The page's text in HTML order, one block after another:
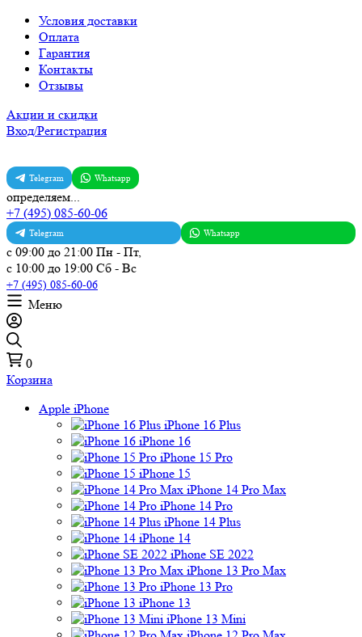
Условия доставки
Оплата
Гарантия
Контакты
Отзывы
Акции и скидки
Вход/Регистрация
Telegram Whatsapp
определяем...
+7 (495) 085-60-06
Telegram Whatsapp
с 09:00 до 21:00 Пн - Пт,
с 10:00 до 19:00 Сб - Вс
+7 (495) 085-60-06
Меню
0
Корзина
Apple iPhone
iPhone 16 Plus
iPhone 16
iPhone 15 Pro
iPhone 15
iPhone 14 Pro Max
iPhone 14 Pro
iPhone 14 Plus
iPhone 14
iPhone SE 2022
iPhone 13 Pro Max
iPhone 13 Pro
iPhone 13
iPhone 13 Mini